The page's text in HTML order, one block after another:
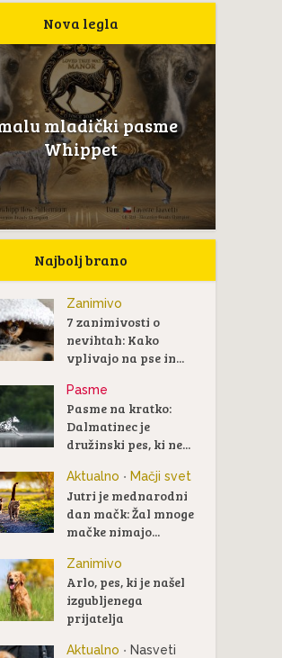
Nova legla
mladički pasme
Whippet
Najbolj brano
Zanimivo
7 zanimivosti o
nevihtah: Kako
vplivajo na pse in...
Pasme
Pasme na kratko:
Dalmatinec je
družinski pes, ki ne...
Aktualno • Mačji svet
Jutri je mednarodni
dan mačk: Žal mnoge
mačke nimajo...
Zanimivo
Arlo, pes, ki je našel
izgubljenega
prijatelja
Aktualno • Nasveti